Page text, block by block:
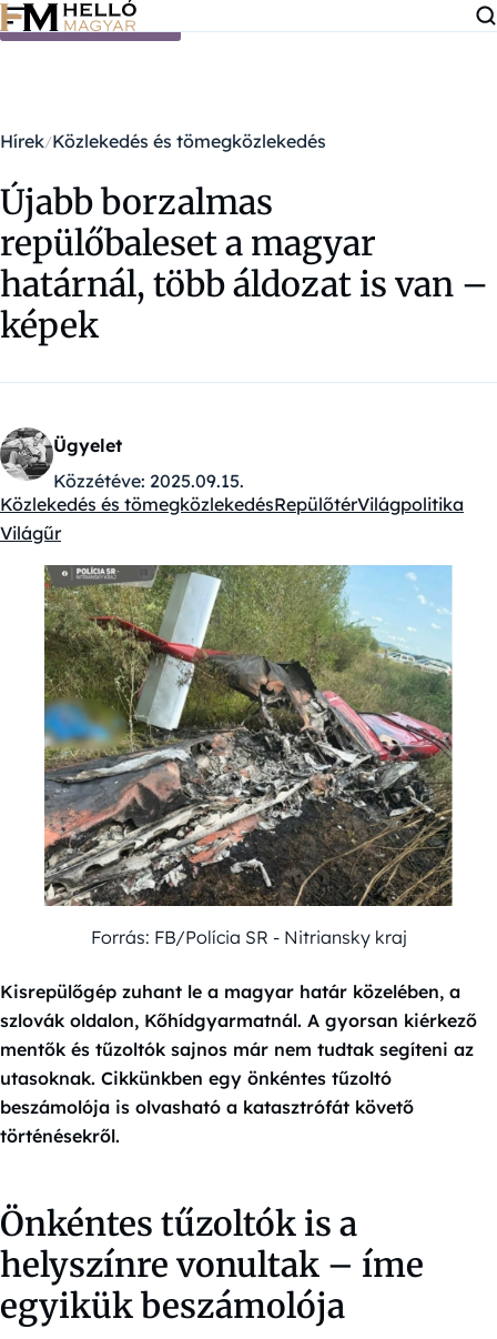
Ugrás a tartalomra
Hírek Közlekedés és tömegközlekedés
Újabb borzalmas
repülőbaleset a magyar
határnál, több áldozat is van –
képek
Ügyelet
Közzétéve: 2025.09.15.
Kategóriák:
Közlekedés és tömegközlekedésRepülőtérVilágpolitika
Világűr
Forrás: FB/Polícia SR - Nitriansky kraj
Kisrepülőgép zuhant le a magyar határ közelében, a
szlovák oldalon, Kőhídgyarmatnál. A gyorsan kiérkező
mentők és tűzoltók sajnos már nem tudtak segíteni az
utasoknak. Cikkünkben egy önkéntes tűzoltó
beszámolója is olvasható a katasztrófát követő
történésekről.
Önkéntes tűzoltók is a
helyszínre vonultak – íme
egyikük beszámolója